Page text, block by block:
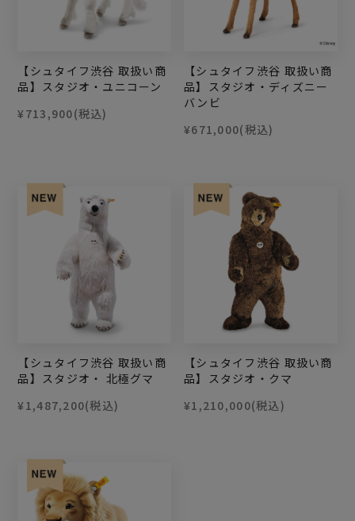
【シュタイフ渋谷 取扱い商
品】スタジオ・ユニコーン
¥713,900(税込)
【シュタイフ渋谷 取扱い商
品】スタジオ・ディズニー
バンビ
¥671,000(税込)
【シュタイフ渋谷 取扱い商
品】スタジオ・ 北極グマ
¥1,487,200(税込)
【シュタイフ渋谷 取扱い商
品】スタジオ・クマ
¥1,210,000(税込)